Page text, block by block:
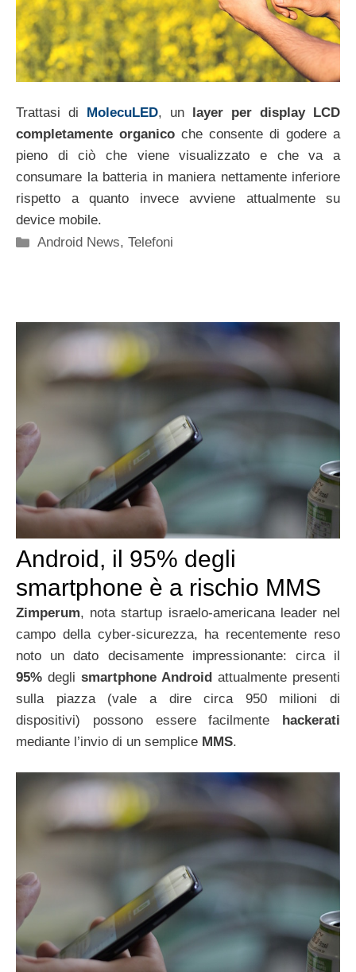
Trattasi di MolecuLED, un
layer per display LCD
completamente organico che consente di godere a
pieno di ciò che viene visualizzato e che va a
consumare la batteria in maniera nettamente inferiore
rispetto a quanto invece avviene attualmente su
device mobile.
Categorie
Android News,Telefoni
Android, il 95% degli
smartphone è a rischio MMS
Zimperum, nota startup israelo-americana leader nel
campo della cyber-sicurezza, ha recentemente reso
noto un dato decisamente impressionante: circa il
95% degli smartphone Android attualmente presenti
sulla piazza (vale a dire circa 950 milioni di
dispositivi) possono essere facilmente hackerati
mediante l’invio di un semplice MMS.